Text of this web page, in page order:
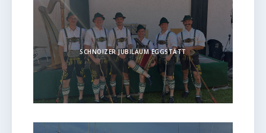
SCHNOIZER JUBILÄUM EGGSTÄTT